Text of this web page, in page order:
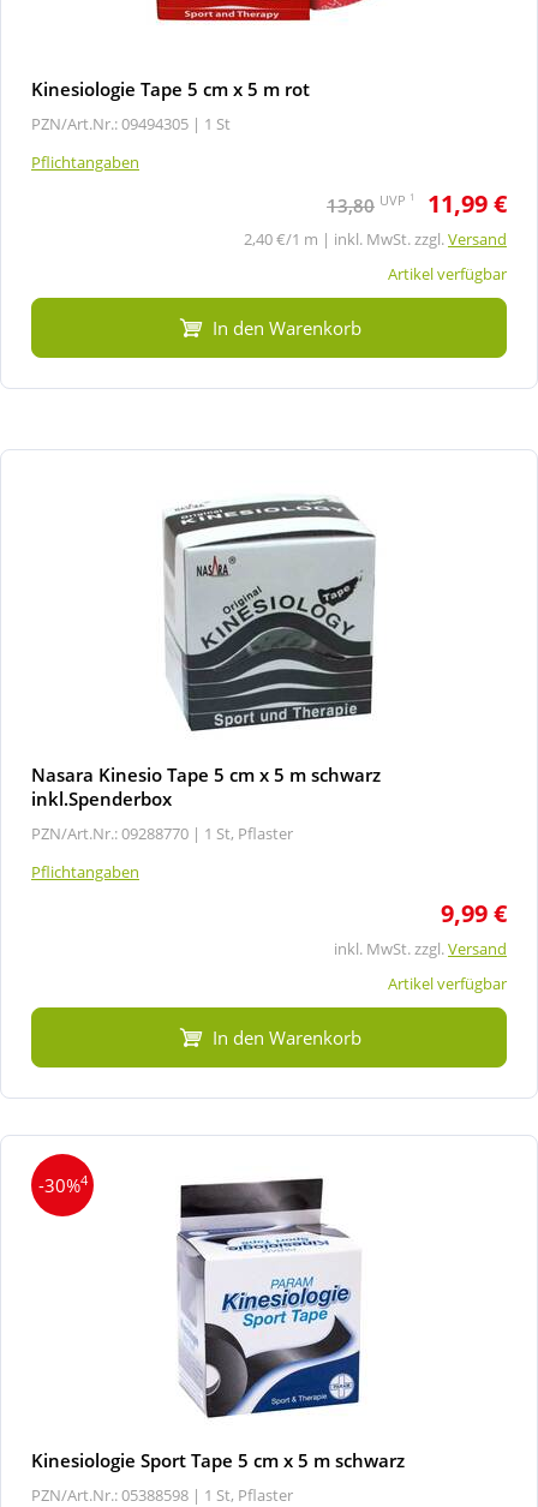
Kinesiologie Tape 5 cm x 5 m rot
PZN/Art.Nr.: 09494305 | 1 St
Pflichtangaben
13,80 UVP 1 11,99 €
2,40 €/1 m | inkl. MwSt. zzgl.Versand
Artikel verfügbar
In den Warenkorb
Nasara Kinesio Tape 5 cm x 5 m schwarz
inkl.Spenderbox
PZN/Art.Nr.: 09288770 | 1 St, Pflaster
Pflichtangaben
9,99 €
inkl. MwSt. zzgl.Versand
Artikel verfügbar
In den Warenkorb
-30%4
Kinesiologie Sport Tape 5 cm x 5 m schwarz
PZN/Art.Nr.: 05388598 | 1 St, Pflaster